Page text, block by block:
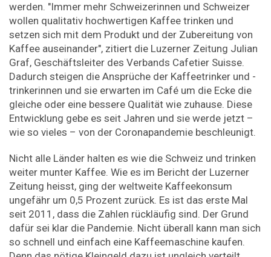
werden. "Immer mehr Schweizerinnen und Schweizer
wollen qualitativ hochwertigen Kaffee trinken und
setzen sich mit dem Produkt und der Zubereitung von
Kaffee auseinander", zitiert die Luzerner Zeitung Julian
Graf, Geschäftsleiter des Verbands Cafetier Suisse.
Dadurch steigen die Ansprüche der Kaffeetrinker und -
trinkerinnen und sie erwarten im Café um die Ecke die
gleiche oder eine bessere Qualität wie zuhause. Diese
Entwicklung gebe es seit Jahren und sie werde jetzt –
wie so vieles – von der Coronapandemie beschleunigt.
Nicht alle Länder halten es wie die Schweiz und trinken
weiter munter Kaffee. Wie es im Bericht der Luzerner
Zeitung heisst, ging der weltweite Kaffeekonsum
ungefähr um 0,5 Prozent zurück. Es ist das erste Mal
seit 2011, dass die Zahlen rückläufig sind. Der Grund
dafür sei klar die Pandemie. Nicht überall kann man sich
so schnell und einfach eine Kaffeemaschine kaufen.